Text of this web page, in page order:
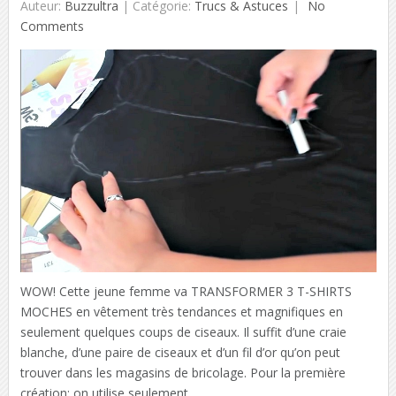
Auteur: Buzzultra | Catégorie: Trucs & Astuces
No
Comments
WOW! Cette jeune femme va TRANSFORMER 3 T-SHIRTS
MOCHES en vêtement très tendances et magnifiques en
seulement quelques coups de ciseaux. Il suffit d’une craie
blanche, d’une paire de ciseaux et d’un fil d’or qu’on peut
trouver dans les magasins de bricolage. Pour la première